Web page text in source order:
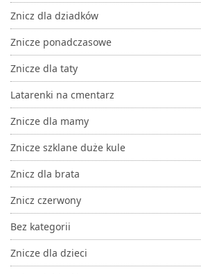
Znicz dla dziadków
Znicze ponadczasowe
Znicze dla taty
Latarenki na cmentarz
Znicze dla mamy
Znicze szklane duże kule
Znicz dla brata
Znicz czerwony
Bez kategorii
Znicze dla dzieci